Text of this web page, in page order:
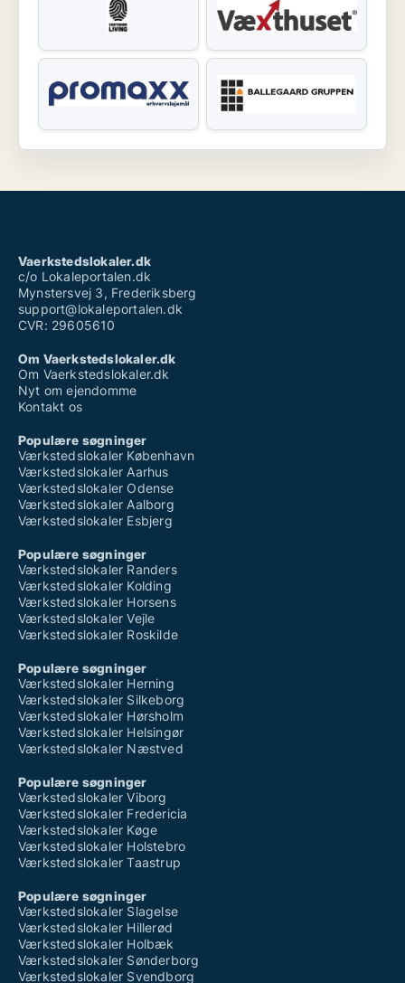
Vaerkstedslokaler.dk
c/o Lokaleportalen.dk
Mynstersvej 3, Frederiksberg
support@lokaleportalen.dk
CVR: 29605610
Om Vaerkstedslokaler.dk
Om Vaerkstedslokaler.dk
Nyt om ejendomme
Kontakt os
Populære søgninger
Værkstedslokaler København
Værkstedslokaler Aarhus
Værkstedslokaler Odense
Værkstedslokaler Aalborg
Værkstedslokaler Esbjerg
Populære søgninger
Værkstedslokaler Randers
Værkstedslokaler Kolding
Værkstedslokaler Horsens
Værkstedslokaler Vejle
Værkstedslokaler Roskilde
Populære søgninger
Værkstedslokaler Herning
Værkstedslokaler Silkeborg
Værkstedslokaler Hørsholm
Værkstedslokaler Helsingør
Værkstedslokaler Næstved
Populære søgninger
Værkstedslokaler Viborg
Værkstedslokaler Fredericia
Værkstedslokaler Køge
Værkstedslokaler Holstebro
Værkstedslokaler Taastrup
Populære søgninger
Værkstedslokaler Slagelse
Værkstedslokaler Hillerød
Værkstedslokaler Holbæk
Værkstedslokaler Sønderborg
Værkstedslokaler Svendborg